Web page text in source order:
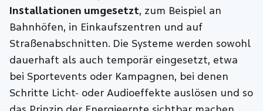
Installationen umgesetzt, zum Beispiel an
Bahnhöfen, in Einkaufszentren und auf
Straßenabschnitten. Die Systeme werden sowohl
dauerhaft als auch temporär eingesetzt, etwa
bei Sportevents oder Kampagnen, bei denen
Schritte Licht- oder Audioeffekte auslösen und so